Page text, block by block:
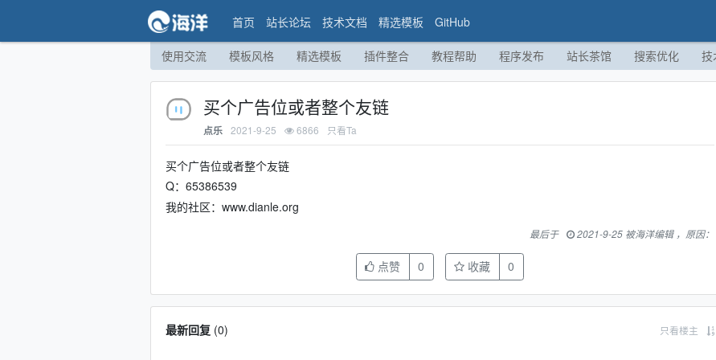
首页 站长论坛 技术文档 精选模板 GitHub
使用交流 模板风格 精选模板 插件整合 教程帮助 程序发布 站长茶馆 搜索优化 技
买个广告位或者整个友链
点乐 2021-9-25 6866 只看Ta
买个广告位或者整个友链
Q：65386539
我的社区：www.dianle.org
最后于 2021-9-25 被海洋编辑 ，原因：
点赞 0 收藏 0
最新回复(0) 只看楼主